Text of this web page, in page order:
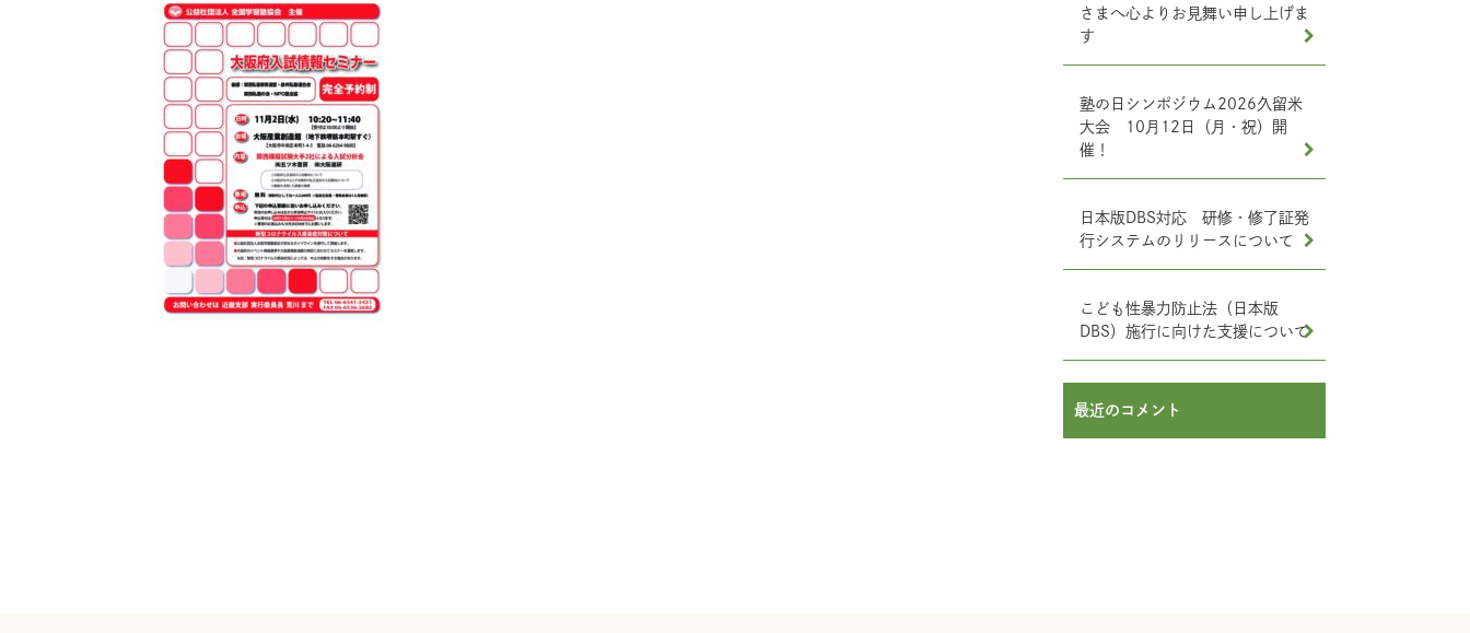
さまへ心よりお見舞い申し上げま
す
塾の日シンポジウム2026久留米
大会 10月12日（月・祝）開
催！
日本版DBS対応 研修・修了証発
行システムのリリースについて
こども性暴力防止法（日本版
DBS）施行に向けた支援について
最近のコメント